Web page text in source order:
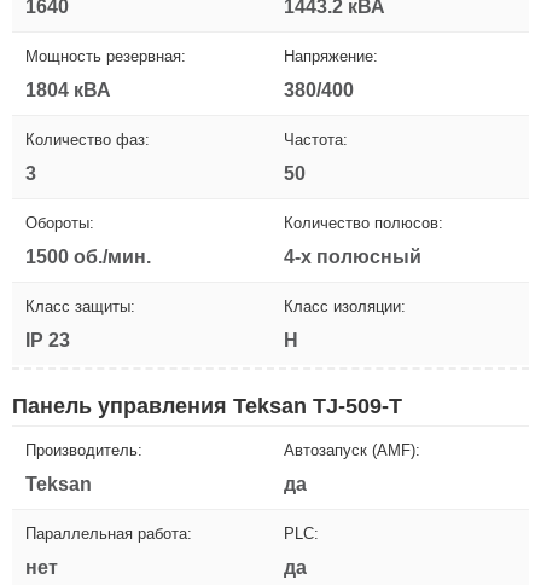
1640 1443.2 кВА
Мощность резервная:
1804 кВА
Напряжение:
380/400
Количество фаз:
3
Частота:
50
Обороты:
1500 об./мин.
Количество полюсов:
4-х полюсный
Класс защиты:
IP 23
Класс изоляции:
H
Панель управления Teksan TJ-509-T
Производитель:
Teksan
Автозапуск (AMF):
да
Параллельная работа:
нет
PLC:
да